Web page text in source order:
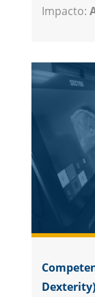
Impacto:
Dexterity)